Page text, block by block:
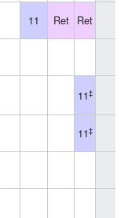
11 Ret Ret
11‡
11‡